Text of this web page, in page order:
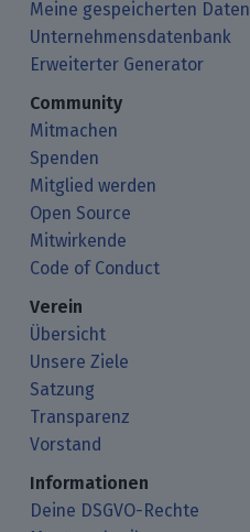
Meine gespeicherten Daten
Unternehmensdatenbank
Erweiterter Generator
Community
Mitmachen
Spenden
Mitglied werden
Open Source
Mitwirkende
Code of Conduct
Verein
Übersicht
Unsere Ziele
Satzung
Transparenz
Vorstand
Informationen
Deine DSGVO-Rechte